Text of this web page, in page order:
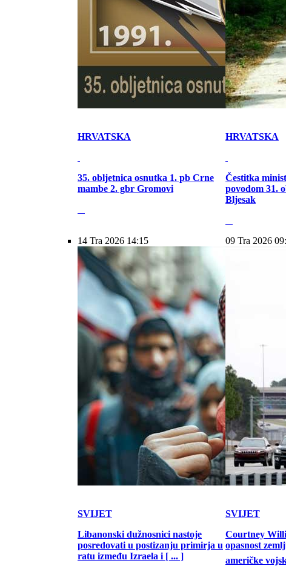
HRVATSKA
35. obljetnica osnutka 1. pb Crne
mambe 2. gbr Gromovi
HRVATSKA
Čestitka
povodom 31.
Bljesak
14 Tra 2026 14:15
SVIJET
Libanonski dužnosnici nastoje
posredovati u postizanju primirja u
ratu između Izraela i [ ... ]
09 Tra 2026
SVIJET
Courtney
opasnost
američke